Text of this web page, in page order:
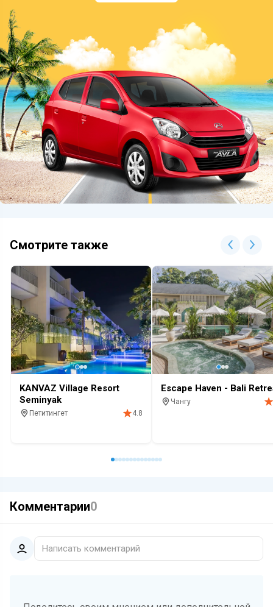
Смотрите также
KANVAZ Village Resort
Seminyak
Петитингет
4.8
Escape Haven - Bali
Чангу
Комментарии0
Написать комментарий